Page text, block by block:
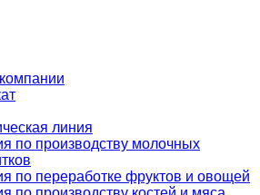
линия
по производству молочных
по переработке фруктов и овощей